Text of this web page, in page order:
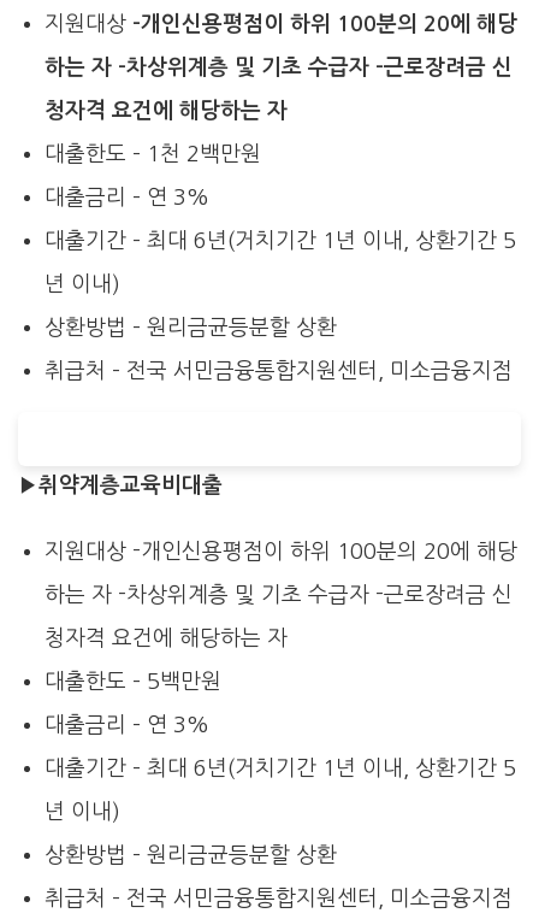
지원대상 -개인신용평점이 하위 100분의 20에 해당
하는 자 -차상위계층 및 기초 수급자 -근로장려금 신
청자격 요건에 해당하는 자
대출한도 – 1천 2백만원
대출금리 – 연 3%
대출기간 – 최대 6년(거치기간 1년 이내, 상환기간 5
년 이내)
상환방법 – 원리금균등분할 상환
취급처 – 전국 서민금융통합지원센터, 미소금융지점
▶취약계층교육비대출
지원대상 -개인신용평점이 하위 100분의 20에 해당
하는 자 -차상위계층 및 기초 수급자 -근로장려금 신
청자격 요건에 해당하는 자
대출한도 – 5백만원
대출금리 – 연 3%
대출기간 – 최대 6년(거치기간 1년 이내, 상환기간 5
년 이내)
상환방법 – 원리금균등분할 상환
취급처 – 전국 서민금융통합지원센터, 미소금융지점